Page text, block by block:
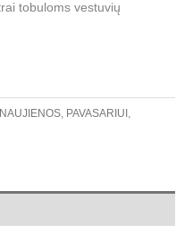
tobuloms vestuvių
NAUJIENOS PAVASARIUI